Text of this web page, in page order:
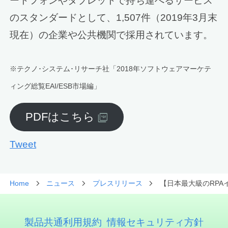
のスタンダードとして、1,507件（2019年3月末
現在）の企業や公共機関で採用されています。
※テクノ･システム･リサーチ社「2018年ソフトウェアマーケテ
ィング総覧EAI/ESB市場編」
PDFはこちら
Tweet
Home ニュース プレスリリース 【日本最大級の
製品共通利用規約 情報セキュリティ方針